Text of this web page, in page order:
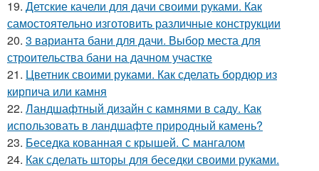
19. Детские качели для дачи своими руками. Как
самостоятельно изготовить различные конструкции
20. 3 варианта бани для дачи. Выбор места для
строительства бани на дачном участке
21. Цветник своими руками. Как сделать бордюр из
кирпича или камня
22. Ландшафтный дизайн с камнями в саду. Как
использовать в ландшафте природный камень?
23. Беседка кованная с крышей. С мангалом
24. Как сделать шторы для беседки своими руками.